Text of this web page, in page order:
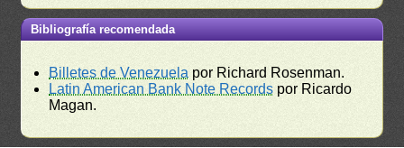
Bibliografía recomendada
Billetes de Venezuela por Richard Rosenman.
Latin American Bank Note Records por Ricardo
Magan.